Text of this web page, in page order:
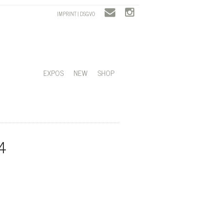
IMPRINT | DSGVO
EXPOS NEW SHOP